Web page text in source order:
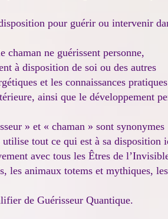
pour guérir ou intervenir
chaman ne guérissent personne,
à disposition de soi ou des autres
et les connaissances pratiques
ainsi que le développement
» et « chaman » sont synonymes
tout ce qui est à sa disposition
avec tous les Êtres de
les animaux totems et mythiques,
de Guérisseur Quantique.